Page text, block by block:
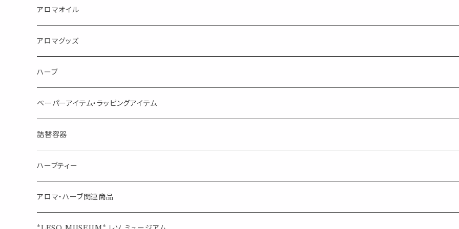
蒸し暑い夏やリフレッシュに
消臭に（用途：空間や衣服）
FLOWER LESO. フラワレソット
Kiyome LESO. キヨメ レソット
体感-4℃ !? 薄荷をブレンドしたアロマスプレー
AroMachi アロマチ 町の香り
Mask&Pillow Aroma
アロマオイル
エッセンシャルオイル
シングル
ブレンド
キャリアオイル
アロマグッズ
エッセンシャルオイル
ディフューザー
ハーブ
サシェ・香り袋
ハーブティー
シングル
ブレンド
キャンディー
ペーパーアイテム・ラッピングアイテム
シーリングワックス シール
ペーパークリップ
ウェルカムボード・装飾
詰替容器
ロールオンボトル
スプレーボトル
ハーブティー
ブレンド
ジュエル オブ ビューティー
アロマ・ハーブ関連商品